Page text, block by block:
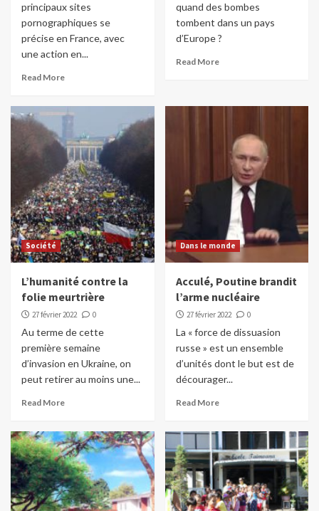
principaux sites
pornographiques se
précise en France, avec
une action en...
Read More
quand des bombes
tombent dans un pays
d’Europe ?
Read More
Société
L’humanité contre la
folie meurtrière
27 février 2022 0
Au terme de cette
première semaine
d’invasion en Ukraine, on
peut retirer au moins une...
Read More
Dans le monde
Acculé, Poutine brandit
l’arme nucléaire
27 février 2022 0
La « force de dissuasion
russe » est un ensemble
d’unités dont le but est de
décourager...
Read More